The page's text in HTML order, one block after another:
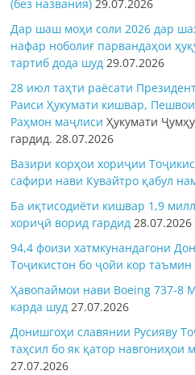
(без названия) 29.07.2026
Дар шаш моҳи соли 2026 дар
нафар ноболиғ парвандаҳои
тартиб дода шуд 29.07.2026
28 июл таҳти раёсати
Раиси Ҳукумати кишвар,
Раҳмон маҷлисиҲукумати
гардид.28.07.2026
Вазири корҳои хориҷии
сафири нави Кувайтро қабул
Ба иқтисодиёти кишвар 1,9
хориҷӣ ворид гардид 28.07.2026
94,4 фоизи хатмкунандагони
Тоҷикистон бо ҷойи кор
Ҳавопаймои нави Boeing 737-8
карда шуд 27.07.2026
Донишгоҳи славянии Русияву
таҳсил бо як қатор навгониҳои
27.07.2026